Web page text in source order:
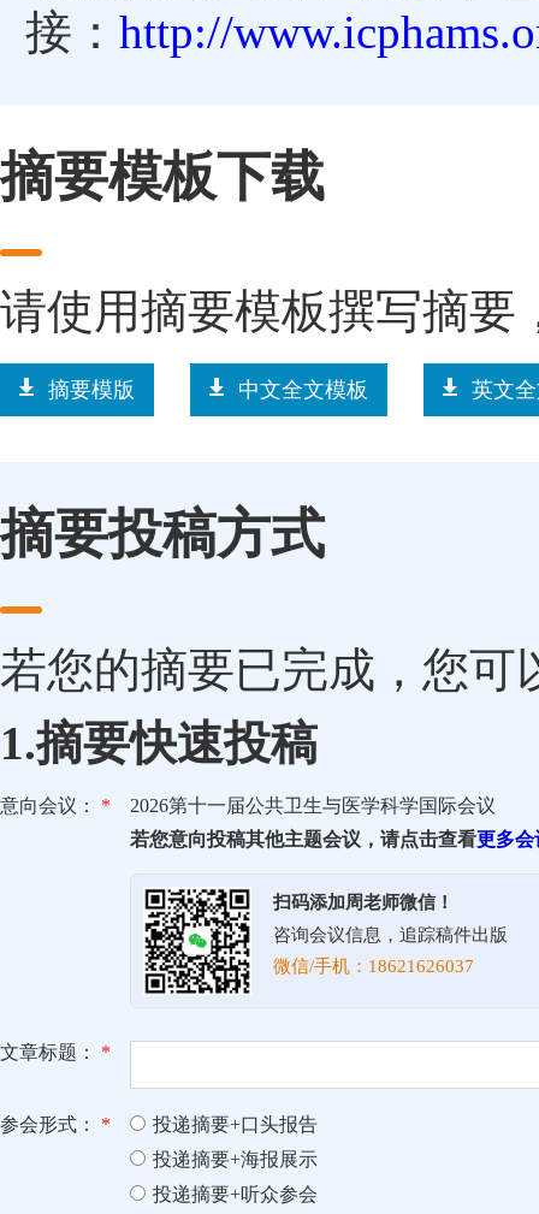
接： http://
摘要模板下载
请使用摘要模板撰写摘要
摘要模版 中文全文模板 英文
摘要投稿方式
若您的摘要已完成，您可
1.摘要快速投稿
意向会议： *
2026第十一届公共卫生与医学科学国际会议
若您意向投稿其他主题会议，请点击查看更多会
扫码添加周老师微信！
咨询会议信息，追踪稿件出版
微信/手机：18621626037
文章标题： *
参会形式： *
投递摘要+口头报告
投递摘要+海报展示
投递摘要+听众参会